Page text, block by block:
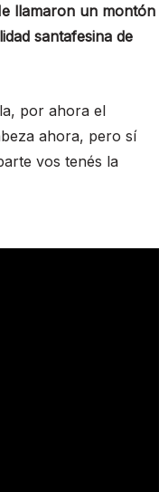
llamaron un montón
santafesina de
por ahora el
ahora, pero sí
vos tenés la